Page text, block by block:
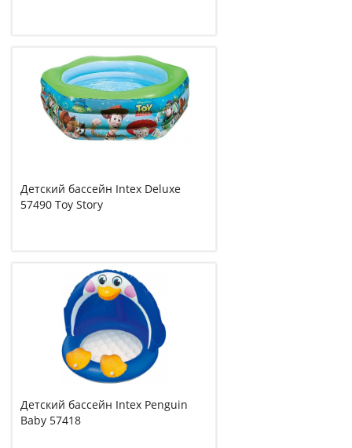
Детский бассейн Intex Deluxe
57490 Toy Story
Детский бассейн Intex Penguin
Baby 57418